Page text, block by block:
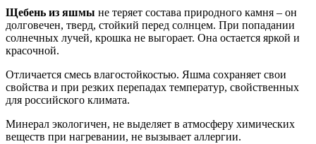
Щебень из яшмы не теряет состава природного камня – он
долговечен, тверд, стойкий перед солнцем. При попадании
солнечных лучей, крошка не выгорает. Она остается яркой и
красочной.
Отличается смесь влагостойкостью. Яшма сохраняет свои
свойства и при резких перепадах температур, свойственных
для российского климата.
Минерал экологичен, не выделяет в атмосферу химических
веществ при нагревании, не вызывает аллергии.